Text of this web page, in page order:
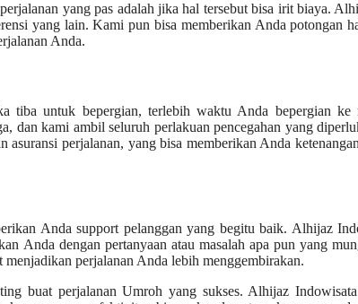
yang pas adalah jika hal tersebut bisa irit biaya.
yang lain. Kami pun bisa memberikan Anda potongan
Anda.
tiba untuk bepergian, terlebih waktu Anda bepergian
dan kami ambil seluruh perlakuan pencegahan yang
asuransi perjalanan, yang bisa memberikan Anda
Anda support pelanggan yang begitu baik. Alhijaz
Anda dengan pertanyaan atau masalah apa pun yang
perjalanan Anda lebih menggembirakan.
buat perjalanan Umroh yang sukses. Alhijaz